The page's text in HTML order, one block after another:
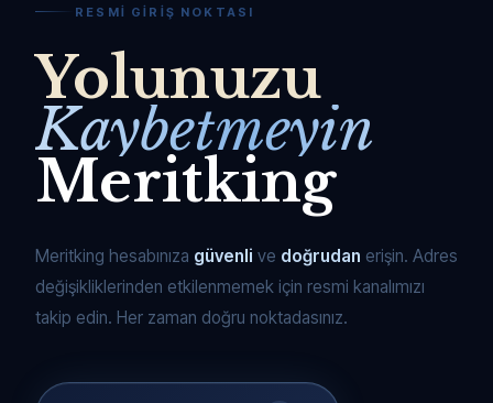
RESMI GIRIŞ NOKTASI
Yolunuzu
Kaybetmeyin
Meritking
Meritking hesabınıza güvenli ve doğrudan erişin. Adres
değişikliklerinden etkilenmemek için resmi kanalımızı
takip edin. Her zaman doğru noktadasınız.